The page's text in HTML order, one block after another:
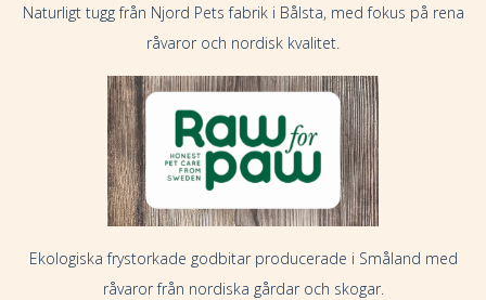
Naturligt tugg från Njord Pets fabrik i Bålsta, med fokus på rena
råvaror och nordisk kvalitet.
Ekologiska frystorkade godbitar producerade i Småland med
råvaror från nordiska gårdar och skogar.